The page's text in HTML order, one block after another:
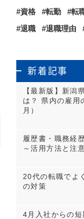
資格
転勤 転
退職
退職理由
新着記事
【最新版】新潟
は？ 県内の雇用
月）
履歴書・職務経
～活用方法と注
20代の転職でよ
の対策
4月入社からの